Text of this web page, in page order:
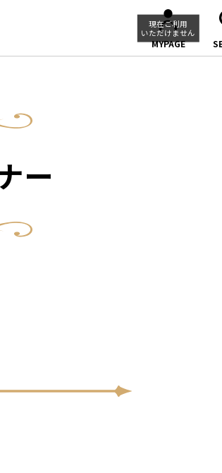
MYPAGE
現在ご利用
いただけません
ー